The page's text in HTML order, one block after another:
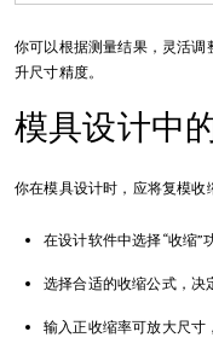
你可以根据测量结果，灵活
升尺寸精度。
模具设计中
你在模具设计时，应将复模收
在设计软件中选择“收缩”
选择合适的收缩公式，决
输入正收缩率可放大尺寸